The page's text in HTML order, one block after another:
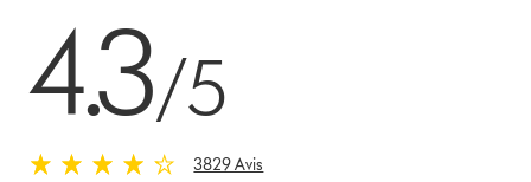
4.3/5
3829 Avis